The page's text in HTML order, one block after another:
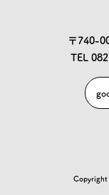
〒740-
TEL
Copyright